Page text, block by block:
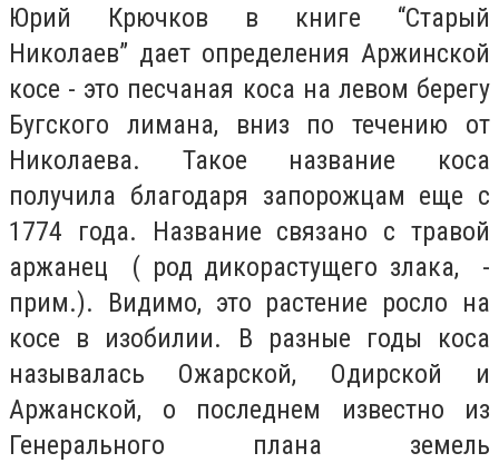
Юрий Крючков в книге “Старый
Николаев” дает определения Аржинской
косе - это песчаная коса на левом берегу
Бугского лимана, вниз по течению от
Николаева. Такое название коса
получила благодаря запорожцам еще с
1774 года. Название связано с травой
аржанец ( род дикорастущего злака, -
прим.). Видимо, это растение росло на
косе в изобилии. В разные годы коса
называлась Ожарской, Одирской и
Аржанской, о последнем известно из
Генерального плана земель